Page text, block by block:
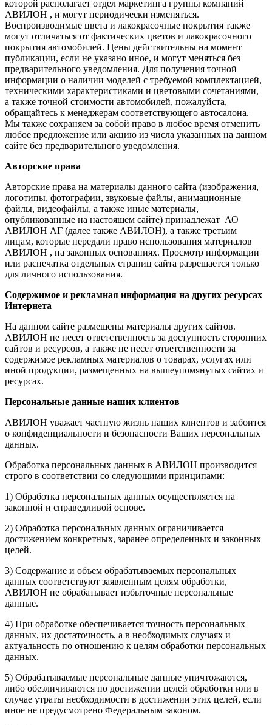
которой располагает отдел маркетинга группы компаний
АВИЛОН , и могут периодически изменяться.
Воспроизводимые цвета и лакокрасочные покрытия также
могут отличаться от фактических цветов и лакокрасочного
покрытия автомобилей. Цены действительны на момент
публикации, если не указано иное, и могут меняться без
предварительного уведомления. Для получения точной
информации о наличии моделей с требуемой комплектацией,
техническими характеристиками и цветовыми сочетаниями,
а также точной стоимости автомобилей, пожалуйста,
обращайтесь к менеджерам соответствующего автосалона.
Мы также сохраняем за собой право в любое время отменить
любое предложение или акцию из числа указанных на данном
сайте без предварительного уведомления.
Авторские права
Авторские права на материалы данного сайта (изображения,
логотипы, фотографии, звуковые файлы, анимационные
файлы, видеофайлы, а также иные материалы,
опубликованные на настоящем сайте) принадлежат АО
АВИЛОН АГ (далее также АВИЛОН), а также третьим
лицам, которые передали право использования материалов
АВИЛОН , на законных основаниях. Просмотр информации
или распечатка отдельных страниц сайта разрешается только
для личного использования.
Содержимое и рекламная информация на других ресурсах
Интернета
На данном сайте размещены материалы других сайтов.
АВИЛОН не несет ответственность за доступность сторонних
сайтов и ресурсов, а также не несет ответственности за
содержимое рекламных материалов о товарах, услугах или
иной продукции, размещенных на вышеупомянутых сайтах и
ресурсах.
Персональные данные наших клиентов
АВИЛОН уважает частную жизнь наших клиентов и забоится
о конфиденциальности и безопасности Ваших персональных
данных.
Обработка персональных данных в АВИЛОН производится
строго в соответствии со следующими принципами:
1) Обработка персональных данных осуществляется на
законной и справедливой основе.
2) Обработка персональных данных ограничивается
достижением конкретных, заранее определенных и законных
целей.
3) Содержание и объем обрабатываемых персональных
данных соответствуют заявленным целям обработки,
АВИЛОН не обрабатывает избыточные персональные
данные.
4) При обработке обеспечивается точность персональных
данных, их достаточность, а в необходимых случаях и
актуальность по отношению к целям обработки персональных
данных.
5) Обрабатываемые персональные данные уничтожаются,
либо обезличиваются по достижении целей обработки или в
случае утраты необходимости в достижении этих целей, если
иное не предусмотрено Федеральным законом.